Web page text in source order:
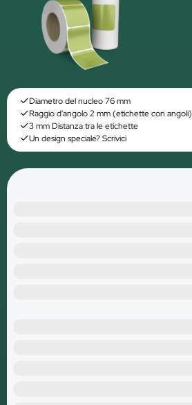
Diametro del nucleo 76 mm
Raggio d'angolo 2 mm (etichette con angoli)
3 mm Distanza tra le etichette
Un design speciale? Scrivici